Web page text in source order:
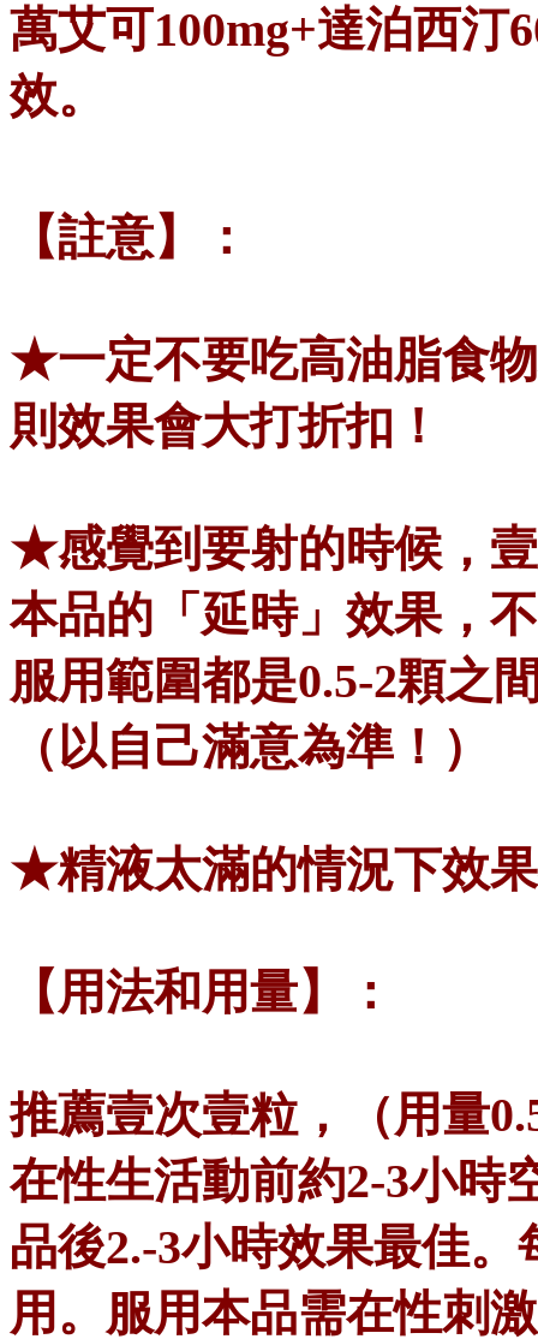
萬艾可100mg+達泊西汀
效。
【註意】：
★一定不要吃高油脂食
則效果會大打折扣！
★感覺到要射的時候，
本品的「延時」效果，
服用範圍都是0.5-2顆之
（以自己滿意為準！）
★精液太滿的情況下效
【用法和用量】：
推薦壹次壹粒，（用量
在性生活動前約2-3小時
品後2.-3小時效果最佳
用。服用本品需在性刺